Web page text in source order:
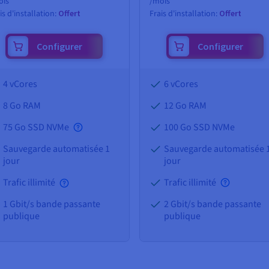
d'installation: Offert
Configurer
4 vCores
8 Go RAM
75 Go SSD NVMe
Sauvegarde automatisée 1
jour
Trafic illimité
1 Gbit/s bande passante
publique
Frais d'installation: Offert
Configurer
6 vCores
12 Go RAM
100 Go SSD NVMe
Sauvegarde automatisée
jour
Trafic illimité
2 Gbit/s bande passante
publique